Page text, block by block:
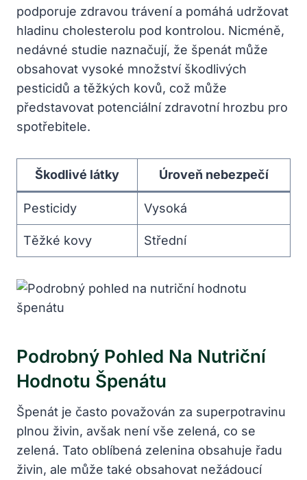
podporuje zdravou trávení a pomáhá udržovat
hladinu cholesterolu pod kontrolou. Nicméně,
nedávné studie naznačují, že špenát může
obsahovat vysoké množství škodlivých
pesticidů a těžkých kovů, což může
představovat potenciální zdravotní hrozbu pro
spotřebitele.
Škodlivé látky Úroveň nebezpečí
Pesticidy Vysoká
Těžké kovy Střední
Podrobný Pohled Na Nutriční
Hodnotu Špenátu
Špenát je často považován za superpotravinu
plnou živin, avšak není vše zelená, co se
zelená. Tato oblíbená zelenina obsahuje řadu
živin, ale může také obsahovat nežádoucí